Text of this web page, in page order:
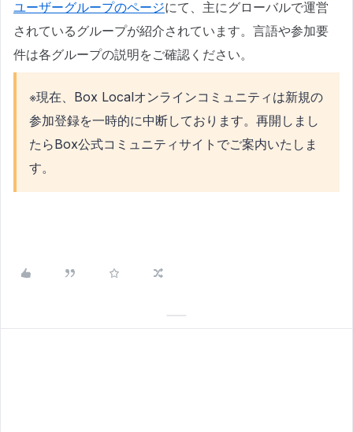
ユーザーグループのページにて、主にグローバルで運営
されているグループが紹介されています。言語や参加要
件は各グループの説明をご確認ください。
※現在、Box Localオンラインコミュニティは新規の
参加登録を一時的に中断しております。再開しまし
たらBox公式コミュニティサイトでご案内いたしま
す。